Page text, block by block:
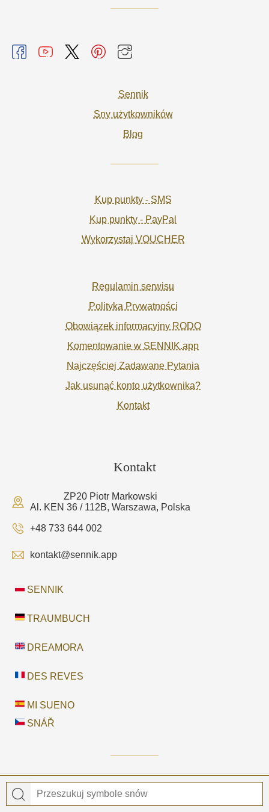
Sennik
Sny użytkowników
Blog
Kup punkty - SMS
Kup punkty - PayPal
Wykorzystaj VOUCHER
Regulamin serwisu
Polityka Prywatności
Obowiązek informacyjny RODO
Komentowanie w SENNIK.app
Najczęściej Zadawane Pytania
Jak usunąć konto użytkownika?
Kontakt
Kontakt
ZP20 Piotr Markowski
Al. KEN 36 / 112B, Warszawa, Polska
+48 733 644 002
kontakt@sennik.app
SENNIK
TRAUMBUCH
DREAMORA
DES REVES
MI SUENO
SNÁŘ
© 2026
Sennik